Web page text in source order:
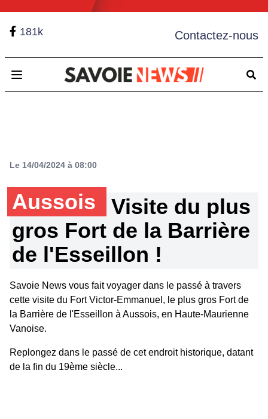
181k Contactez-nous
Open main menu
Le 14/04/2024 à 08:00
Aussois
Visite du plus
gros Fort de la Barrière
de l'Esseillon !
Savoie News vous fait voyager dans le passé à travers
cette visite du Fort Victor-Emmanuel, le plus gros Fort de
la Barrière de l'Esseillon à Aussois, en Haute-Maurienne
Vanoise.
Replongez dans le passé de cet endroit historique, datant
de la fin du 19ème siècle...